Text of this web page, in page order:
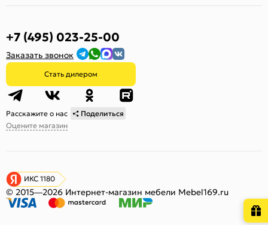
+7 (495) 023-25-00
Заказать звонок
Стать дилером
Расскажите о нас
Поделиться
Оцените магазин
ИКС 1180
© 2015—2026 Интернет-магазин мебели Mebel169.ru